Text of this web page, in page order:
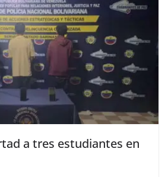
a tres estudiantes en